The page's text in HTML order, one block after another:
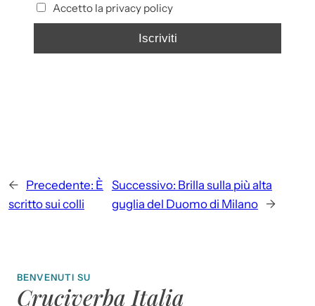
Accetto la privacy policy
← Precedente: È
scritto sui colli
Successivo: Brilla sulla più alta
guglia del Duomo di Milano
→
BENVENUTI SU
Cruciverba Italia